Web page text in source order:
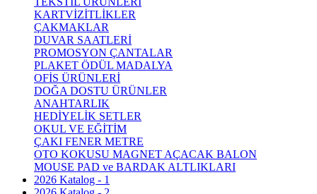
KARTVİZİTLİKLER
ÇAKMAKLAR
DUVAR SAATLERİ
PROMOSYON ÇANTALAR
PLAKET ÖDÜL MADALYA
OFİS ÜRÜNLERİ
DOĞA DOSTU ÜRÜNLER
ANAHTARLIK
HEDİYELİK SETLER
OKUL VE EĞİTİM
ÇAKI FENER METRE
OTO KOKUSU MAGNET AÇACAK BALON
MOUSE PAD ve BARDAK ALTLIKLARI
2026 Katalog - 1